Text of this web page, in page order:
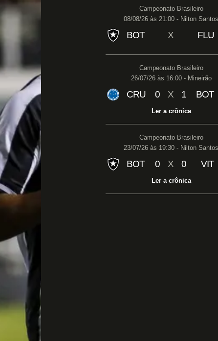
Campeonato Brasileiro
08/08/26 às 21:00 - Nilton Santos
BOT X FLU
Campeonato Brasileiro
26/07/26 às 16:00 - Mineirão
CRU 0 X 1 BOT
Ler a crônica
Campeonato Brasileiro
23/07/26 às 19:30 - Nilton Santos
BOT 0 X 0 VIT
Ler a crônica